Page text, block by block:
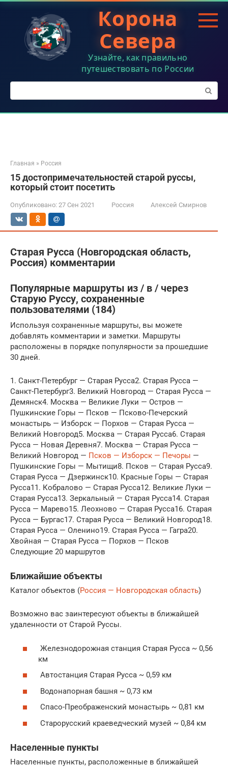
Перейти
контенту
Корона
Севера
Узнайте, как правильно
путешествовать по России
Поиск:
Главная » Россия
15 достопримечательностей старой руссы,
который стоит посетить
Опубликовано: 27 Сен 2021 Россия Алексей Смирнов
Старая Русса (Новгородская область,
Россия) комментарии
Популярные маршруты из / в / через
Старую Руссу, сохраненные
пользователями (184)
Используя сохраненные маршруты, вы можете
добавлять комментарии и заметки. Маршруты
расположены в порядке популярности за прошедшие
30 дней.
1. Санкт-Петербург — Старая Русса2. Старая Русса —
Санкт-Петербург3. Великий Новгород — Старая Русса —
Демянск4. Москва — Великие Луки — Остров —
Пушкинские Горы — Псков — Псково-Печерский
монастырь — Изборск — Порхов — Старая Русса —
Великий Новгород5. Москва — Старая Русса6. Старая
Русса — Новая Деревня7. Москва — Старая Русса —
Великий Новгород — Псков — Изборск — Печоры —
Пушкинские Горы — Мытищи8. Псков — Старая Русса9.
Старая Русса — Дзержинск10. Красные Горы — Старая
Русса11. Кобралово — Старая Русса12. Великие Луки —
Старая Русса13. Зеркальный — Старая Русса14. Старая
Русса — Марево15. Леохново — Старая Русса16. Старая
Русса — Бургас17. Старая Русса — Великий Новгород18.
Старая Русса — Оленино19. Старая Русса — Гагра20.
Хвойная — Старая Русса — Порхов — Псков
Следующие 20 маршрутов
Ближайшие объекты
Каталог объектов (Россия — Новгородская область)
Возможно вас заинтересуют объекты в ближайшей
удаленности от Старой Руссы.
Железнодорожная станция Старая Русса ~ 0,56
км
Автостанция Старая Русса ~ 0,59 км
Водонапорная башня ~ 0,73 км
Спасо-Преображенский монастырь ~ 0,81 км
Старорусский краеведческий музей ~ 0,84 км
Населенные пункты
Населенные пункты, расположенные в ближайшей